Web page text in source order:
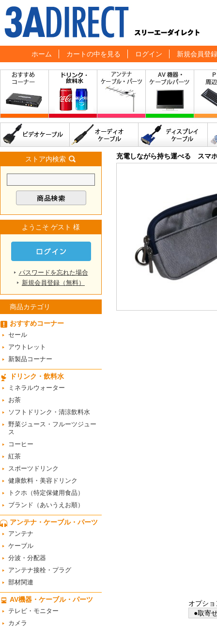
ホーム カートの中を見る ログイン 新規会員登録
ストア内検索
ようこそ ゲスト 様
パスワードを忘れた場合
新規会員登録（無料）
商品カテゴリ
おすすめコーナー
セール
アウトレット
新製品コーナー
ドリンク・飲料水
ミネラルウォーター
お茶
ソフトドリンク・清涼飲料水
野菜ジュース・フルーツジュー
ス
コーヒー
紅茶
スポーツドリンク
健康飲料・美容ドリンク
トクホ（特定保健用食品）
ブランド（あいうえお順）
アンテナ・ケーブル・パーツ
アンテナ
ケーブル
分波・分配器
アンテナ接栓・プラグ
部材関連
AV機器・ケーブル・パーツ
テレビ・モニター
カメラ
充電しながら持ち運べる スマ
オプシ
●取寄